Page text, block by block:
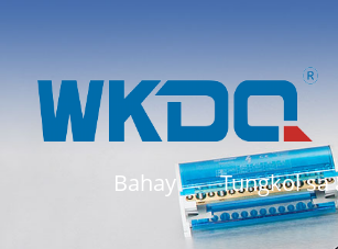
Bahay Tungkol sa